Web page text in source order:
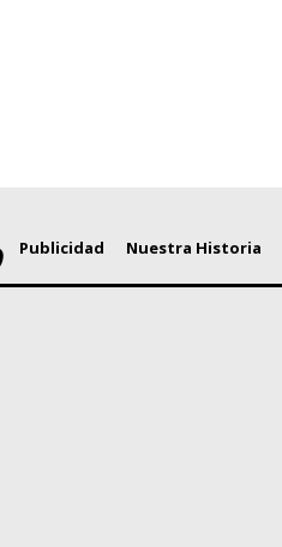
Publicidad Nuestra Historia